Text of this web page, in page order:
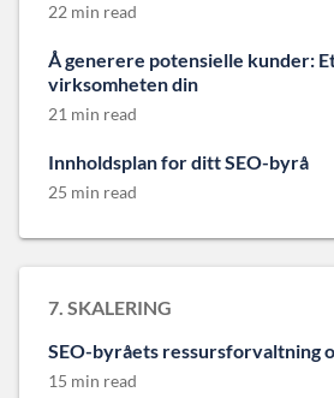
22 min read
Å generere potensielle kunder:
virksomheten din
21 min read
Innholdsplan for ditt SEO-byrå
25 min read
7. SKALERING
SEO-byråets ressursforvaltning
15 min read